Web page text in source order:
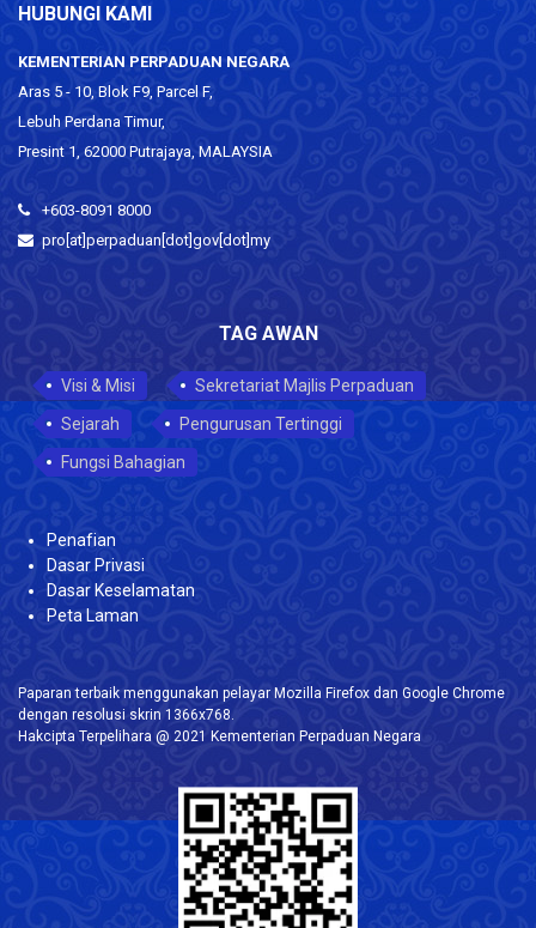
HUBUNGI KAMI
KEMENTERIAN PERPADUAN NEGARA
Aras 5 - 10, Blok F9, Parcel F,
Lebuh Perdana Timur,
Presint 1, 62000 Putrajaya, MALAYSIA
+603-8091 8000
pro[at]perpaduan[dot]gov[dot]my
TAG AWAN
Visi & Misi
Sekretariat Majlis Perpaduan
Sejarah
Pengurusan Tertinggi
Fungsi Bahagian
Penafian
Dasar Privasi
Dasar Keselamatan
Peta Laman
Paparan terbaik menggunakan pelayar Mozilla Firefox dan Google Chrome
dengan resolusi skrin 1366x768.
Hakcipta Terpelihara @ 2021 Kementerian Perpaduan Negara